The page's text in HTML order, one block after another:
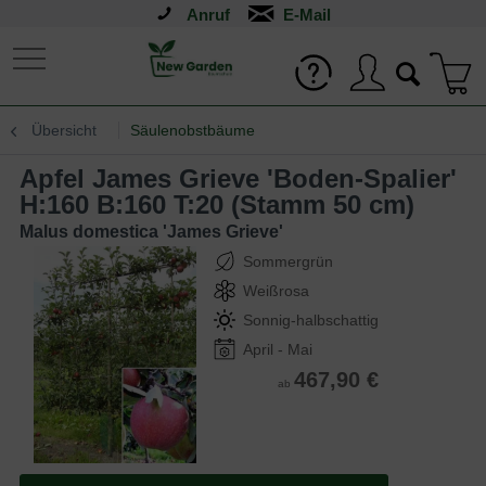
Anruf
Übersicht Säulenobstbäume
Apfel James Grieve 'Boden-Spalier'
H:160 B:160 T:20 (Stamm 50 cm)
Malus domestica 'James Grieve'
Sommergrün
Weißrosa
Sonnig-halbschattig
April - Mai
ab 467,90 €